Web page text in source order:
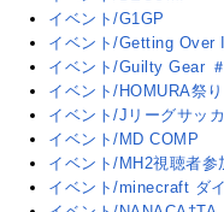
イベント/G1GP
イベント/Getting Over
イベント/Guilty Gear
イベント/HOMURA祭り
イベント/Jリーグサッ
イベント/MD COMP
イベント/MH2視聴者
イベント/minecraft ダ